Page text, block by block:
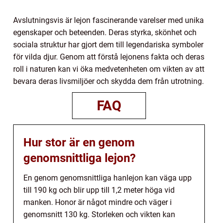
Avslutningsvis är lejon fascinerande varelser med unika
egenskaper och beteenden. Deras styrka, skönhet och
sociala struktur har gjort dem till legendariska symboler
för vilda djur. Genom att förstå lejonens fakta och deras
roll i naturen kan vi öka medvetenheten om vikten av att
bevara deras livsmiljöer och skydda dem från utrotning.
FAQ
Hur stor är en genom
genomsnittliga lejon?
En genom genomsnittliga hanlejon kan väga upp
till 190 kg och blir upp till 1,2 meter höga vid
manken. Honor är något mindre och väger i
genomsnitt 130 kg. Storleken och vikten kan